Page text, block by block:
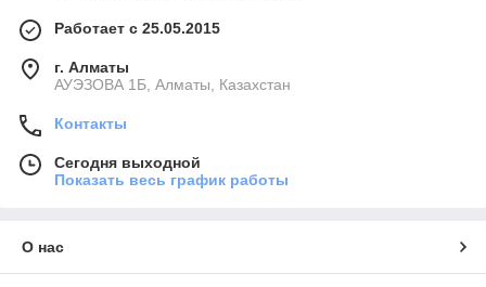
Работает с 25.05.2015
г. Алматы
АУЭЗОВА 1Б, Алматы, Казахстан
Контакты
Сегодня выходной
Показать весь график работы
О нас